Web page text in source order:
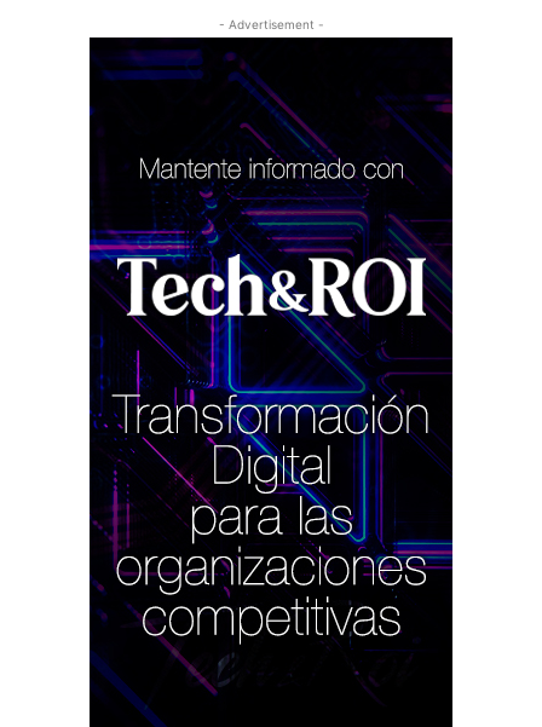
- Advertisement -